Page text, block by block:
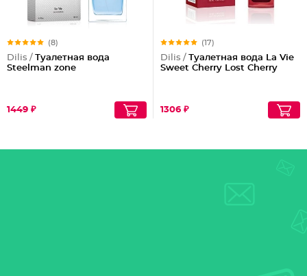
(8)
Dilis / Туалетная вода
Steelman zone
1449 ₽
(17)
Dilis / Туалетная вода La Vie
Sweet Cherry Lost Cherry
1306 ₽